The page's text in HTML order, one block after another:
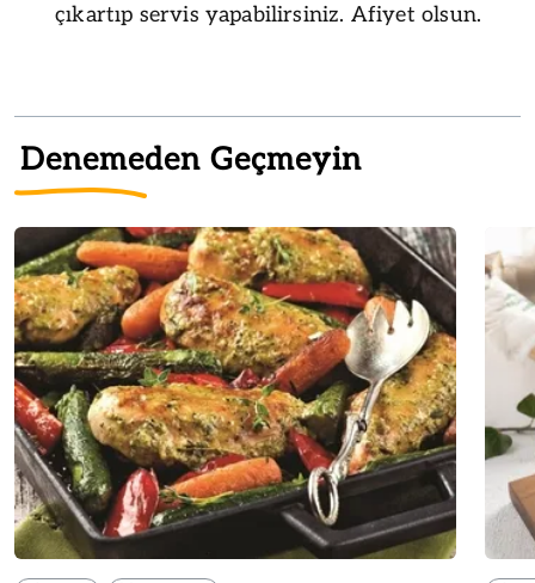
çıkartıp servis yapabilirsiniz. Afiyet olsun.
Denemeden Geçmeyin